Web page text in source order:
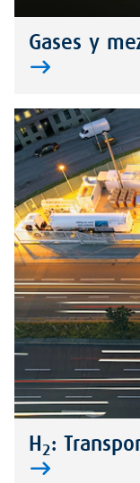
Gases y
H 2: